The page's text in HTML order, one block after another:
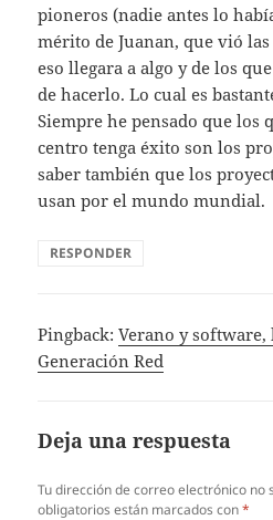
pioneros (nadie antes lo
mérito de Juanan, que vió
eso llegara a algo y de los
de hacerlo. Lo cual es
Siempre he pensado que los
centro tenga éxito son los
saber también que los
usan por el mundo mundial.
RESPONDER
Pingback:Verano y
Generación Red
Deja una respuesta
Tu dirección de correo electrónico no
obligatorios están marcados con*